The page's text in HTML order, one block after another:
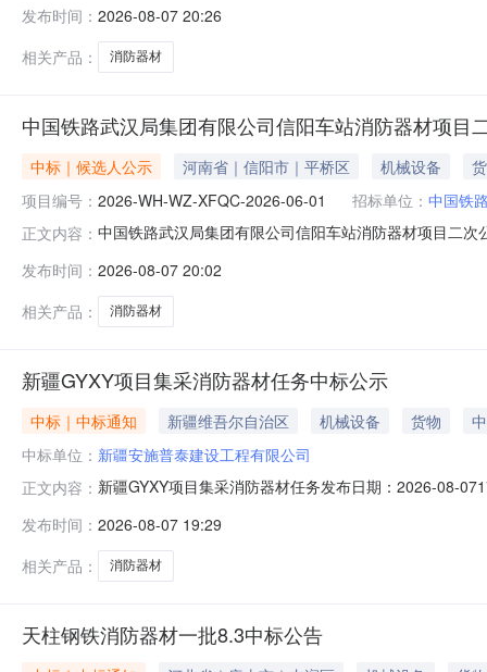
时间：2026-06-0418:11-2026-06-0920:00二、采购单
发布时间： 2026-08-07 20:26
相关产品：
消防器材
中国铁路武汉局集团有限公司信阳车站消防器材项目
中标｜候选人公示 河南省｜信阳市｜平桥区 机械设备
项目编号： 2026-WH-WZ-XFQC-2026-06-01 招标单位： 中国铁
正文内容： 中国铁路武汉局集团有限公司信阳车站消防器材项目二
人-2026-WH-WZ-XFQC-2026-06-01湖北江荆消防科技
发布时间： 2026-08-07 20:02
相关产品：
消防器材
新疆GYXY项目集采消防器材任务中标公示
中标｜中标通知 新疆维吾尔自治区 机械设备 货物
中标单位： 新疆安施普泰建设工程有限公司
正文内容： 新疆GYXY项目集采消防器材任务发布日期：2026-08-
GYXY项目集采消防器材任务序号：2中标候选单位名称
发布时间： 2026-08-07 19:29
相关产品：
消防器材
天柱钢铁消防器材一批8.3中标公告